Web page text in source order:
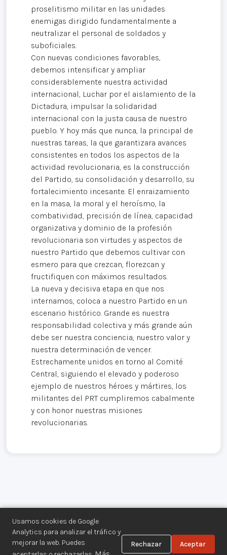
Usamos cookies de Google
Analytics para analizar el tráfico y
mejorar la web. Puedes
Rechazar Aceptar
proselitismo militar en las unidades
enemigas dirigido fundamentalmente a
neutralizar el personal de soldados y
suboficiales.
Con nuevas condiciones favorables,
debemos intensificar y ampliar
considerablemente nuestra actividad
internacional, Luchar por el aislamiento de la
Dictadura, impulsar la solidaridad
internacional con la justa causa de nuestro
pueblo. Y hoy más que nunca, la principal de
nuestras tareas, la que garantizara avances
consistentes en todos los aspectos de la
actividad revolucionaria, es la construcción
del Partido, su consolidación y desarrollo, su
fortalecimiento incesante. El enraizamiento
en la masa, la moral y el heroísmo, la
combatividad, precisión de línea, capacidad
organizativa y dominio de la profesión
revolucionaria son virtudes y aspectos de
nuestro Partido que debemos cultivar con
esmero para que crezcan, florezcan y
fructifiquen con máximos resultados.
La nueva y decisiva etapa en que nos
internamos, coloca a nuestro Partido en un
escenario histórico. Grande es nuestra
responsabilidad colectiva y más grande aún
debe ser nuestra conciencia, nuestro valor y
nuestra determinación de vencer.
Estrechamente unidos en torno al Comité
Central, siguiendo el elevado y poderoso
ejemplo de nuestros héroes y mártires, los
militantes del PRT cumpliremos cabalmente
y con honor nuestras misiones
revolucionarias.
Centro de Documentación de los